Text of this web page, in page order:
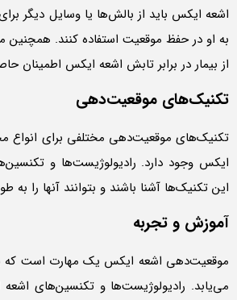
اشعه ایکس باید از بالش‌ها یا وسایل دیگر
به او در حفظ موقعیت استفاده کنند.
از بیمار در برابر تابش اشعه ایکس اطمینان
تکنیک‌های موقعیت‌دهی
تکنیک‌های موقعیت‌دهی مختلفی برای انواع
ایکس وجود دارد. رادیولوژیست‌ها و
این تکنیک‌ها آشنا باشند و بتوانند آنها را به
آموزش و تجربه
موقعیت‌دهی اشعه ایکس یک مهارت است که
می‌یابد. رادیولوژیست‌ها و تکنسین‌های